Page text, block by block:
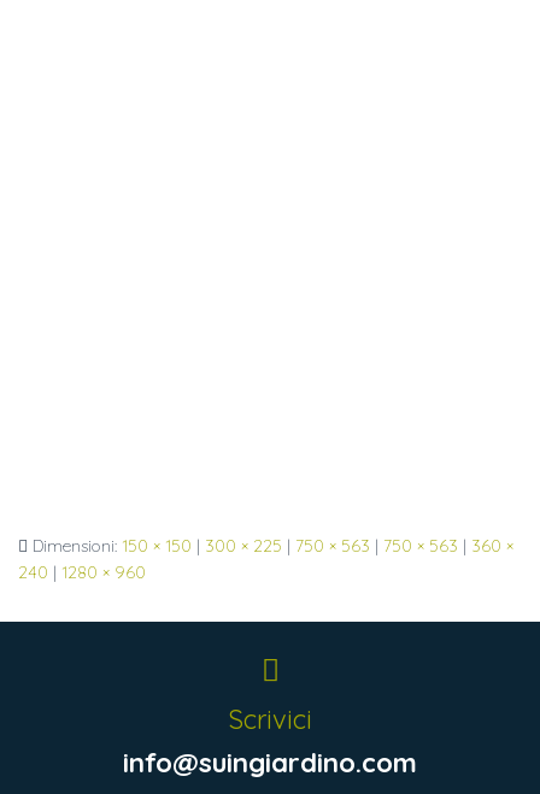
Dimensioni: 150 × 150 | 300 × 225 | 750 × 563 | 750 × 563 | 360 ×
240 | 1280 × 960
Scrivici
info@suingiardino.com